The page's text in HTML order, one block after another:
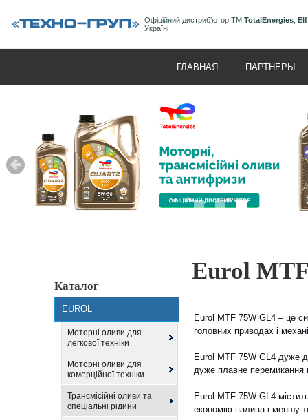
Офіційний дистрибʼютор ТМ TotalEnergies Elf
Україні
ГЛАВНАЯ ПАРТНЕРЫ
Каталог
EUROL
Моторні оливи для
легкової техніки
Моторні оливи для
комерційної техніки
Трансмісійні оливи та
спеціальні рідини
Eurol
Eurol MTF 75W GL4 – це
головних приводах і
Eurol MTF 75W GL4 дуже
дуже плавне перемикання
Eurol MTF 75W GL4
економію палива і меншу